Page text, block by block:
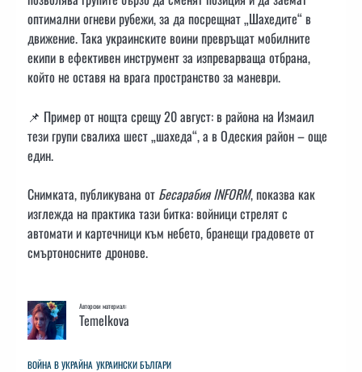
оптимални огневи рубежи, за да посрещнат „Шахедите“ в
движение. Така украинските воини превръщат мобилните
екипи в ефективен инструмент за изпреварваща отбрана,
който не оставя на врага пространство за маневри.
📌 Пример от нощта срещу 20 август: в района на Измаил
тези групи свалиха шест „шахеда“, а в Одеския район – още
един.
Снимката, публикувана от Бесарабия INFORM, показва как
изглежда на практика тази битка: войници стрелят с
автомати и картечници към небето, бранещи градовете от
смъртоносните дронове.
Авторски материал:
Temelkova
ВОЙНА В УКРАЙНА УКРАИНСКИ БЪЛГАРИ